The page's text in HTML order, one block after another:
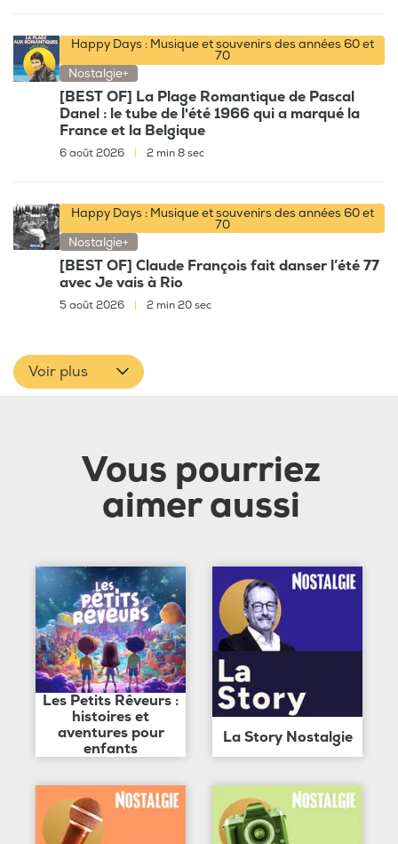
Happy Days : Musique et souvenirs des années 60 et
70
Nostalgie+
[BEST OF] La Plage Romantique de Pascal
Danel : le tube de l'été 1966 qui a marqué la
France et la Belgique
6 août 2026 2 min 8 sec
Happy Days : Musique et souvenirs des années 60 et
70
Nostalgie+
[BEST OF] Claude François fait danser l’été 77
avec Je vais à Rio
5 août 2026 2 min 20 sec
Voir plus
Vous pourriez
aimer aussi
Les Petits Rêveurs :
histoires et
aventures pour
enfants
La Story Nostalgie